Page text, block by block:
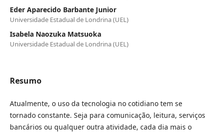
Eder Aparecido Barbante Junior
Universidade Estadual de Londrina (UEL)
Isabela Naozuka Matsuoka
Universidade Estadual de Londrina (UEL)
Resumo
Atualmente, o uso da tecnologia no cotidiano tem se
tornado constante. Seja para comunicação, leitura, serviços
bancários ou qualquer outra atividade, cada dia mais o